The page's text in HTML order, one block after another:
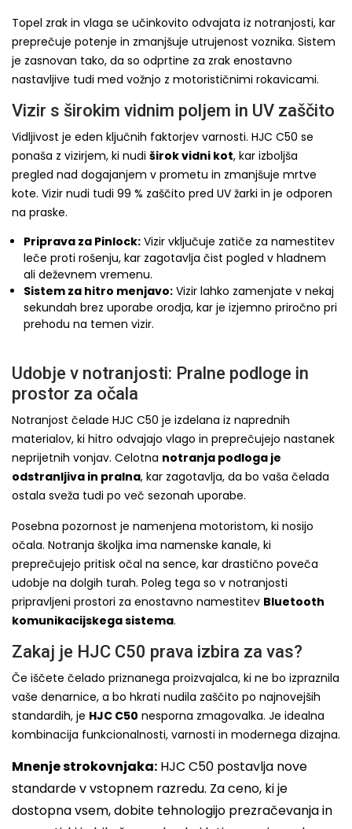
Topel zrak in vlaga se učinkovito odvajata iz notranjosti, kar
preprečuje potenje in zmanjšuje utrujenost voznika. Sistem
je zasnovan tako, da so odprtine za zrak enostavno
nastavljive tudi med vožnjo z motorističnimi rokavicami.
Vizir s širokim vidnim poljem in UV zaščito
Vidljivost je eden ključnih faktorjev varnosti. HJC C50 se
ponaša z vizirjem, ki nudi širok vidni kot, kar izboljša
pregled nad dogajanjem v prometu in zmanjšuje mrtve
kote. Vizir nudi tudi 99 % zaščito pred UV žarki in je odporen
na praske.
Priprava za Pinlock: Vizir vključuje zatiče za namestitev
leče proti rošenju, kar zagotavlja čist pogled v hladnem
ali deževnem vremenu.
Sistem za hitro menjavo: Vizir lahko zamenjate v nekaj
sekundah brez uporabe orodja, kar je izjemno priročno pri
prehodu na temen vizir.
Udobje v notranjosti: Pralne podloge in
prostor za očala
Notranjost čelade HJC C50 je izdelana iz naprednih
materialov, ki hitro odvajajo vlago in preprečujejo nastanek
neprijetnih vonjav. Celotna notranja podloga je
odstranljiva in pralna, kar zagotavlja, da bo vaša čelada
ostala sveža tudi po več sezonah uporabe.
Posebna pozornost je namenjena motoristom, ki nosijo
očala. Notranja školjka ima namenske kanale, ki
preprečujejo pritisk očal na sence, kar drastično poveča
udobje na dolgih turah. Poleg tega so v notranjosti
pripravljeni prostori za enostavno namestitev Bluetooth
komunikacijskega sistema.
Zakaj je HJC C50 prava izbira za vas?
Če iščete čelado priznanega proizvajalca, ki ne bo izpraznila
vaše denarnice, a bo hkrati nudila zaščito po najnovejših
standardih, je HJC C50 nesporna zmagovalka. Je idealna
kombinacija funkcionalnosti, varnosti in modernega dizajna.
Mnenje strokovnjaka: HJC C50 postavlja nove
standarde v vstopnem razredu. Za ceno, ki je
dostopna vsem, dobite tehnologijo prezračevanja in